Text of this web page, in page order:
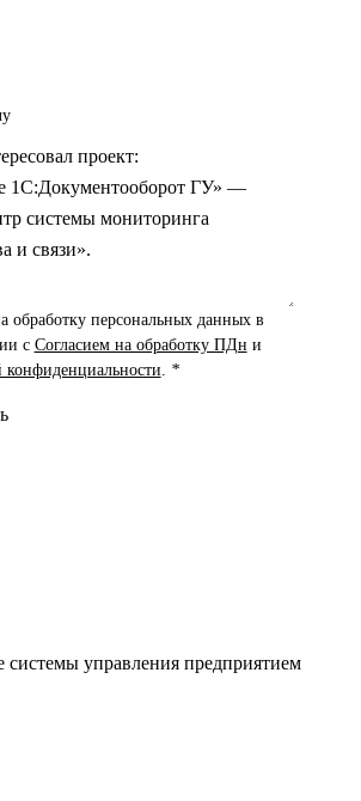
обработку персональных данных в
с Согласием на обработку ПДн и
. *
системы управления предприятием